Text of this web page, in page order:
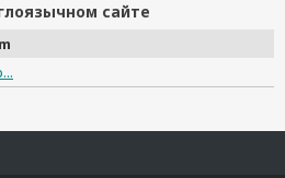
сайте